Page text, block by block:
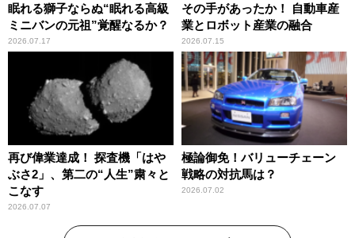
眠れる獅子ならぬ“眠れる高級
ミニバンの元祖”覚醒なるか？
2026.07.17
その手があったか！ 自動車産
業とロボット産業の融合
2026.07.15
再び偉業達成！ 探査機「はや
ぶさ2」、第二の“人生”粛々と
こなす
2026.07.07
極論御免！バリューチェーン
戦略の対抗馬は？
2026.07.02